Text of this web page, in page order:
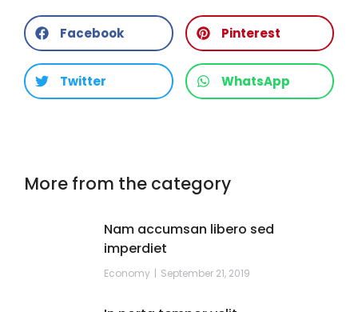
Facebook Pinterest
Twitter WhatsApp
More from the category
Nam accumsan libero sed
imperdiet
Economy September 21, 2019